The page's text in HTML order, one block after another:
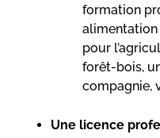
formation
alimentation
pour
forêt-bois,
compagnie,
Une licence